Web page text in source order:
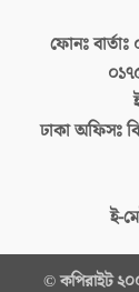
ফোনঃ বার্তাঃ
ঢাকা অফিসঃ
ই-
© কপিরাইট